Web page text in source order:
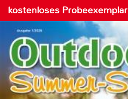
kostenloses Probeexemplar